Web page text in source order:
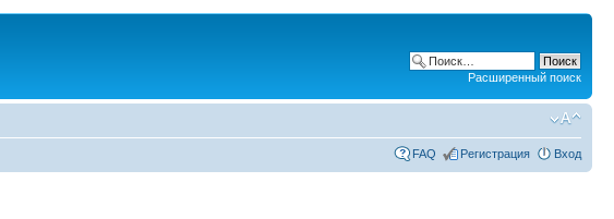
Расширенный поиск
FAQ Регистрация Вход